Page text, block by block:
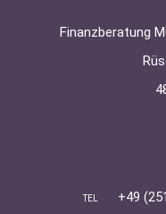
Finanzberatung
TEL +49